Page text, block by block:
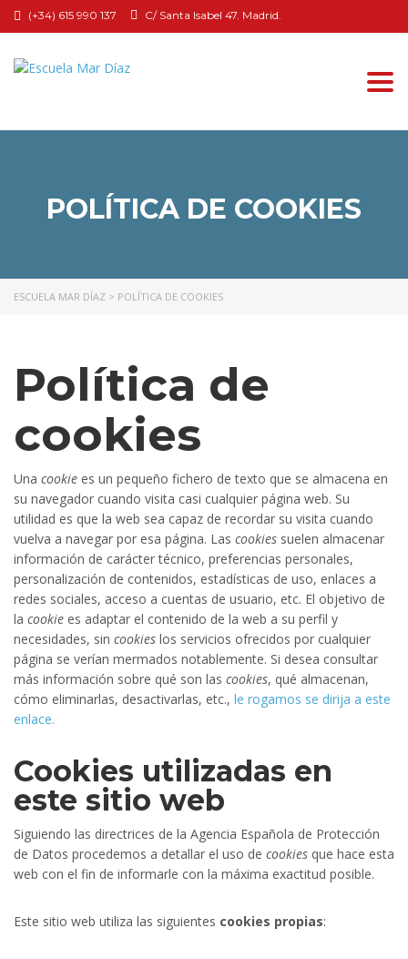
C/ Santa Isabel 47. Madrid.
(+34) 615 990 137
POLÍTICA DE COOKIES
ESCUELA MAR DÍAZ > POLÍTICA DE COOKIES
Política de
cookies
Una cookie es un pequeño fichero de texto que se almacena en
su navegador cuando visita casi cualquier página web. Su
utilidad es que la web sea capaz de recordar su visita cuando
vuelva a navegar por esa página. Las cookies suelen almacenar
información de carácter técnico, preferencias personales,
personalización de contenidos, estadísticas de uso, enlaces a
redes sociales, acceso a cuentas de usuario, etc. El objetivo de
la cookie es adaptar el contenido de la web a su perfil y
necesidades, sin cookies los servicios ofrecidos por cualquier
página se verían mermados notablemente. Si desea consultar
más información sobre qué son las cookies, qué almacenan,
cómo eliminarlas, desactivarlas, etc., le rogamos se dirija a este
enlace.
Cookies utilizadas en
este sitio web
Siguiendo las directrices de la Agencia Española de Protección
de Datos procedemos a detallar el uso de cookies que hace esta
web con el fin de informarle con la máxima exactitud posible.
Este sitio web utiliza las siguientes cookies propias: